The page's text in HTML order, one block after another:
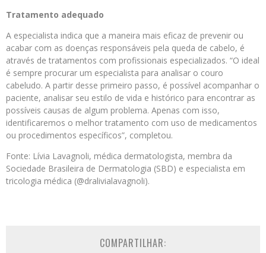
Tratamento adequado
A especialista indica que a maneira mais eficaz de prevenir ou
acabar com as doenças responsáveis pela queda de cabelo, é
através de tratamentos com profissionais especializados. “O ideal
é sempre procurar um especialista para analisar o couro
cabeludo. A partir desse primeiro passo, é possível acompanhar o
paciente, analisar seu estilo de vida e histórico para encontrar as
possíveis causas de algum problema. Apenas com isso,
identificaremos o melhor tratamento com uso de medicamentos
ou procedimentos específicos”, completou.
Fonte: Lívia Lavagnoli, médica dermatologista, membra da
Sociedade Brasileira de Dermatologia (SBD) e especialista em
tricologia médica (@dralivialavagnoli).
COMPARTILHAR: